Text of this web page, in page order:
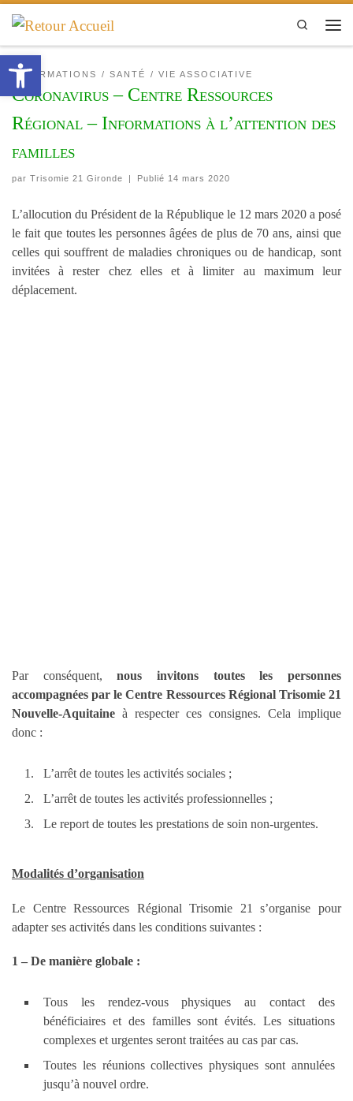
Passer au contenu
Search
INFORMATIONS SANTÉ VIE ASSOCIATIVE
Coronavirus – Centre Ressources
Régional – Informations à l’attention des
familles
par Trisomie 21 Gironde | Publié 14 mars 2020
L’allocution du Président de la République le 12 mars 2020 a posé
le fait que toutes les personnes âgées de plus de 70 ans, ainsi que
celles qui souffrent de maladies chroniques ou de handicap, sont
invitées à rester chez elles et à limiter au maximum leur
déplacement.
Par conséquent,nous invitons
toutes les personnes
accompagnées par le Centre Ressources Régional Trisomie 21
Nouvelle-Aquitaine à respecter ces consignes. Cela implique
donc :
L’arrêt de toutes les activités sociales ;
L’arrêt de toutes les activités professionnelles ;
Le report de toutes les prestations de soin non-urgentes.
Modalités d’organisation
Le Centre Ressources Régional Trisomie 21 s’organise pour
adapter ses activités dans les conditions suivantes :
1 – De manière globale :
Tous les rendez-vous physiques au contact des
bénéficiaires et des familles sont évités. Les situations
complexes et urgentes seront traitées au cas par cas.
Toutes les réunions collectives physiques sont annulées
jusqu’à nouvel ordre.
Ouvrir la barre d’outils